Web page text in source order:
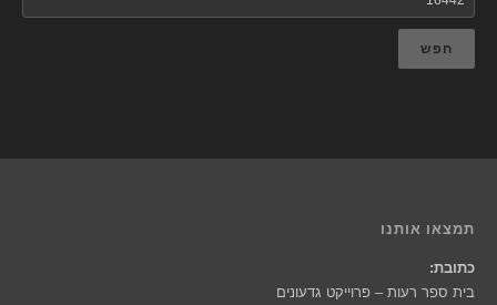
חפש
תמצאו אותנו
כתובת:
בית ספר רעות – פרוייקט גדעונים